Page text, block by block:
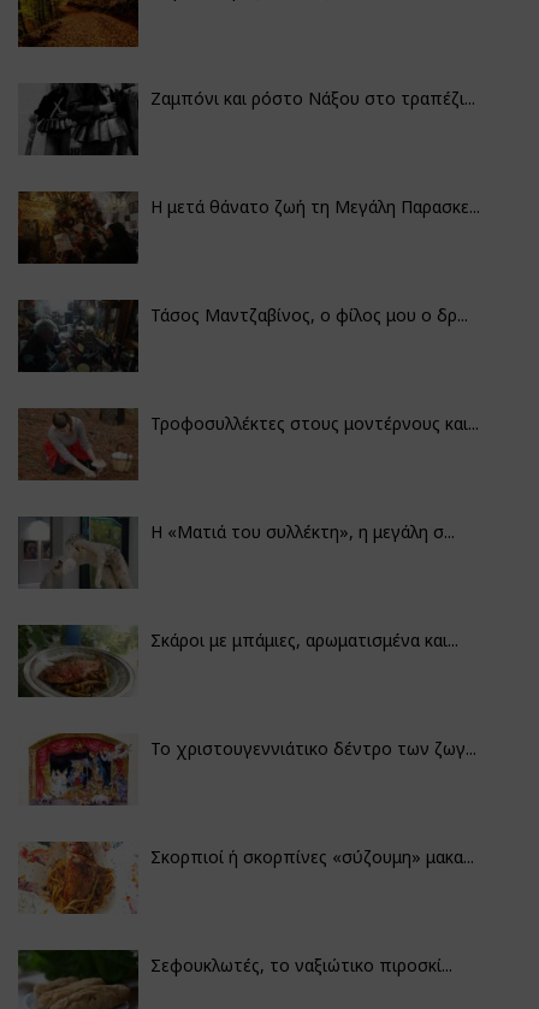
Ζαμπόνι και ρόστο Νάξου στο τραπέζι...
Η μετά θάνατο ζωή τη Μεγάλη Παρασκε...
Τάσος Μαντζαβίνος, ο φίλος μου ο δρ...
Τροφοσυλλέκτες στους μοντέρνους και...
H «Ματιά του συλλέκτη», η μεγάλη σ...
Σκάροι με μπάμιες, αρωματισμένα και...
Το χριστουγεννιάτικο δέντρο των ζωγ...
Σκορπιοί ή σκορπίνες «σύζουμη» μακα...
Σεφουκλωτές, το ναξιώτικο πιροσκί...